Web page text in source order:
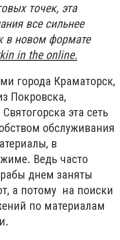
точек, эта
все сильнее
в новом формате
in the online.
города Краматорск,
Покровска,
эта сеть
обслуживания
в
Ведь часто
днем заняты
а потому на поиски
по материалам